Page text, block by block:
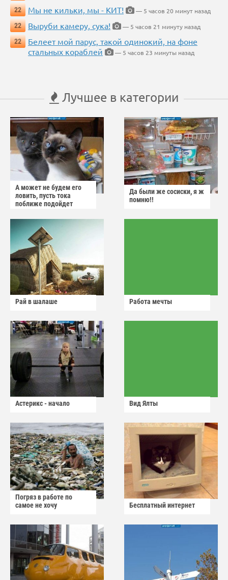
22
Мы не кильки, мы - КИТ!
— 5 часов 20 минут назад
22
Выруби камеру, сука!
— 5 часов 21 минуту назад
22
Белеет мой парус, такой одинокий, на фоне
стальных кораблей
— 5 часов 23 минуты назад
Лучшее в категории
А может не будем его
ловить, пусть тока
поближе подойдет
Да были же сосиски, я ж
помню!!
Рай в шалаше Работа мечты
Астерикс - начало Вид Ялты
Погряз в работе по
самое не хочу
Бесплатный интернет